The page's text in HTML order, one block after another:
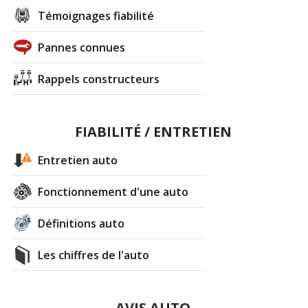
Témoignages fiabilité
Pannes connues
Rappels constructeurs
FIABILITÉ / ENTRETIEN
Entretien auto
Fonctionnement d'une auto
Définitions auto
Les chiffres de l'auto